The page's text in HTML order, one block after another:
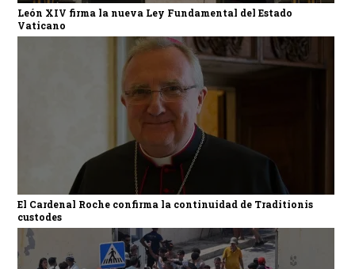
León XIV firma la nueva Ley Fundamental del Estado
Vaticano
El Cardenal Roche confirma la continuidad de Traditionis
custodes